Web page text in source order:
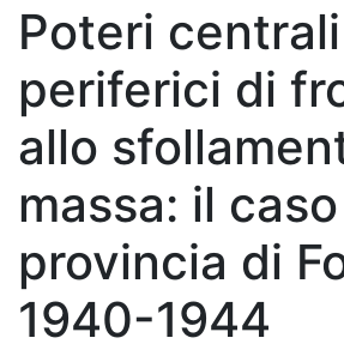
Poteri
periferici di
allo
massa: il
provincia di
1940-1944